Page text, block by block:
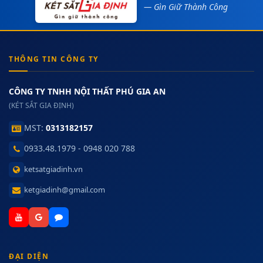
— Gìn Giữ Thành Công
THÔNG TIN CÔNG TY
CÔNG TY TNHH NỘI THẤT PHÚ GIA AN
(KÉT SẮT GIA ĐỊNH)
MST: 0313182157
0933.48.1979 - 0948 020 788
ketsatgiadinh.vn
ketgiadinh@gmail.com
ĐẠI DIỆN